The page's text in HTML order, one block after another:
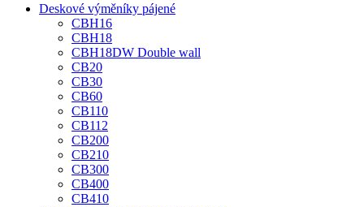
Deskové výměníky pájené
CBH16
CBH18
CBH18DW Double wall
CB20
CB30
CB60
CB110
CB112
CB200
CB210
CB300
CB400
CB410